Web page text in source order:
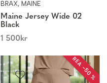
BRAX, MAINE
Maine Jersey Wide 02
Black
1 500kr
REA −50 %